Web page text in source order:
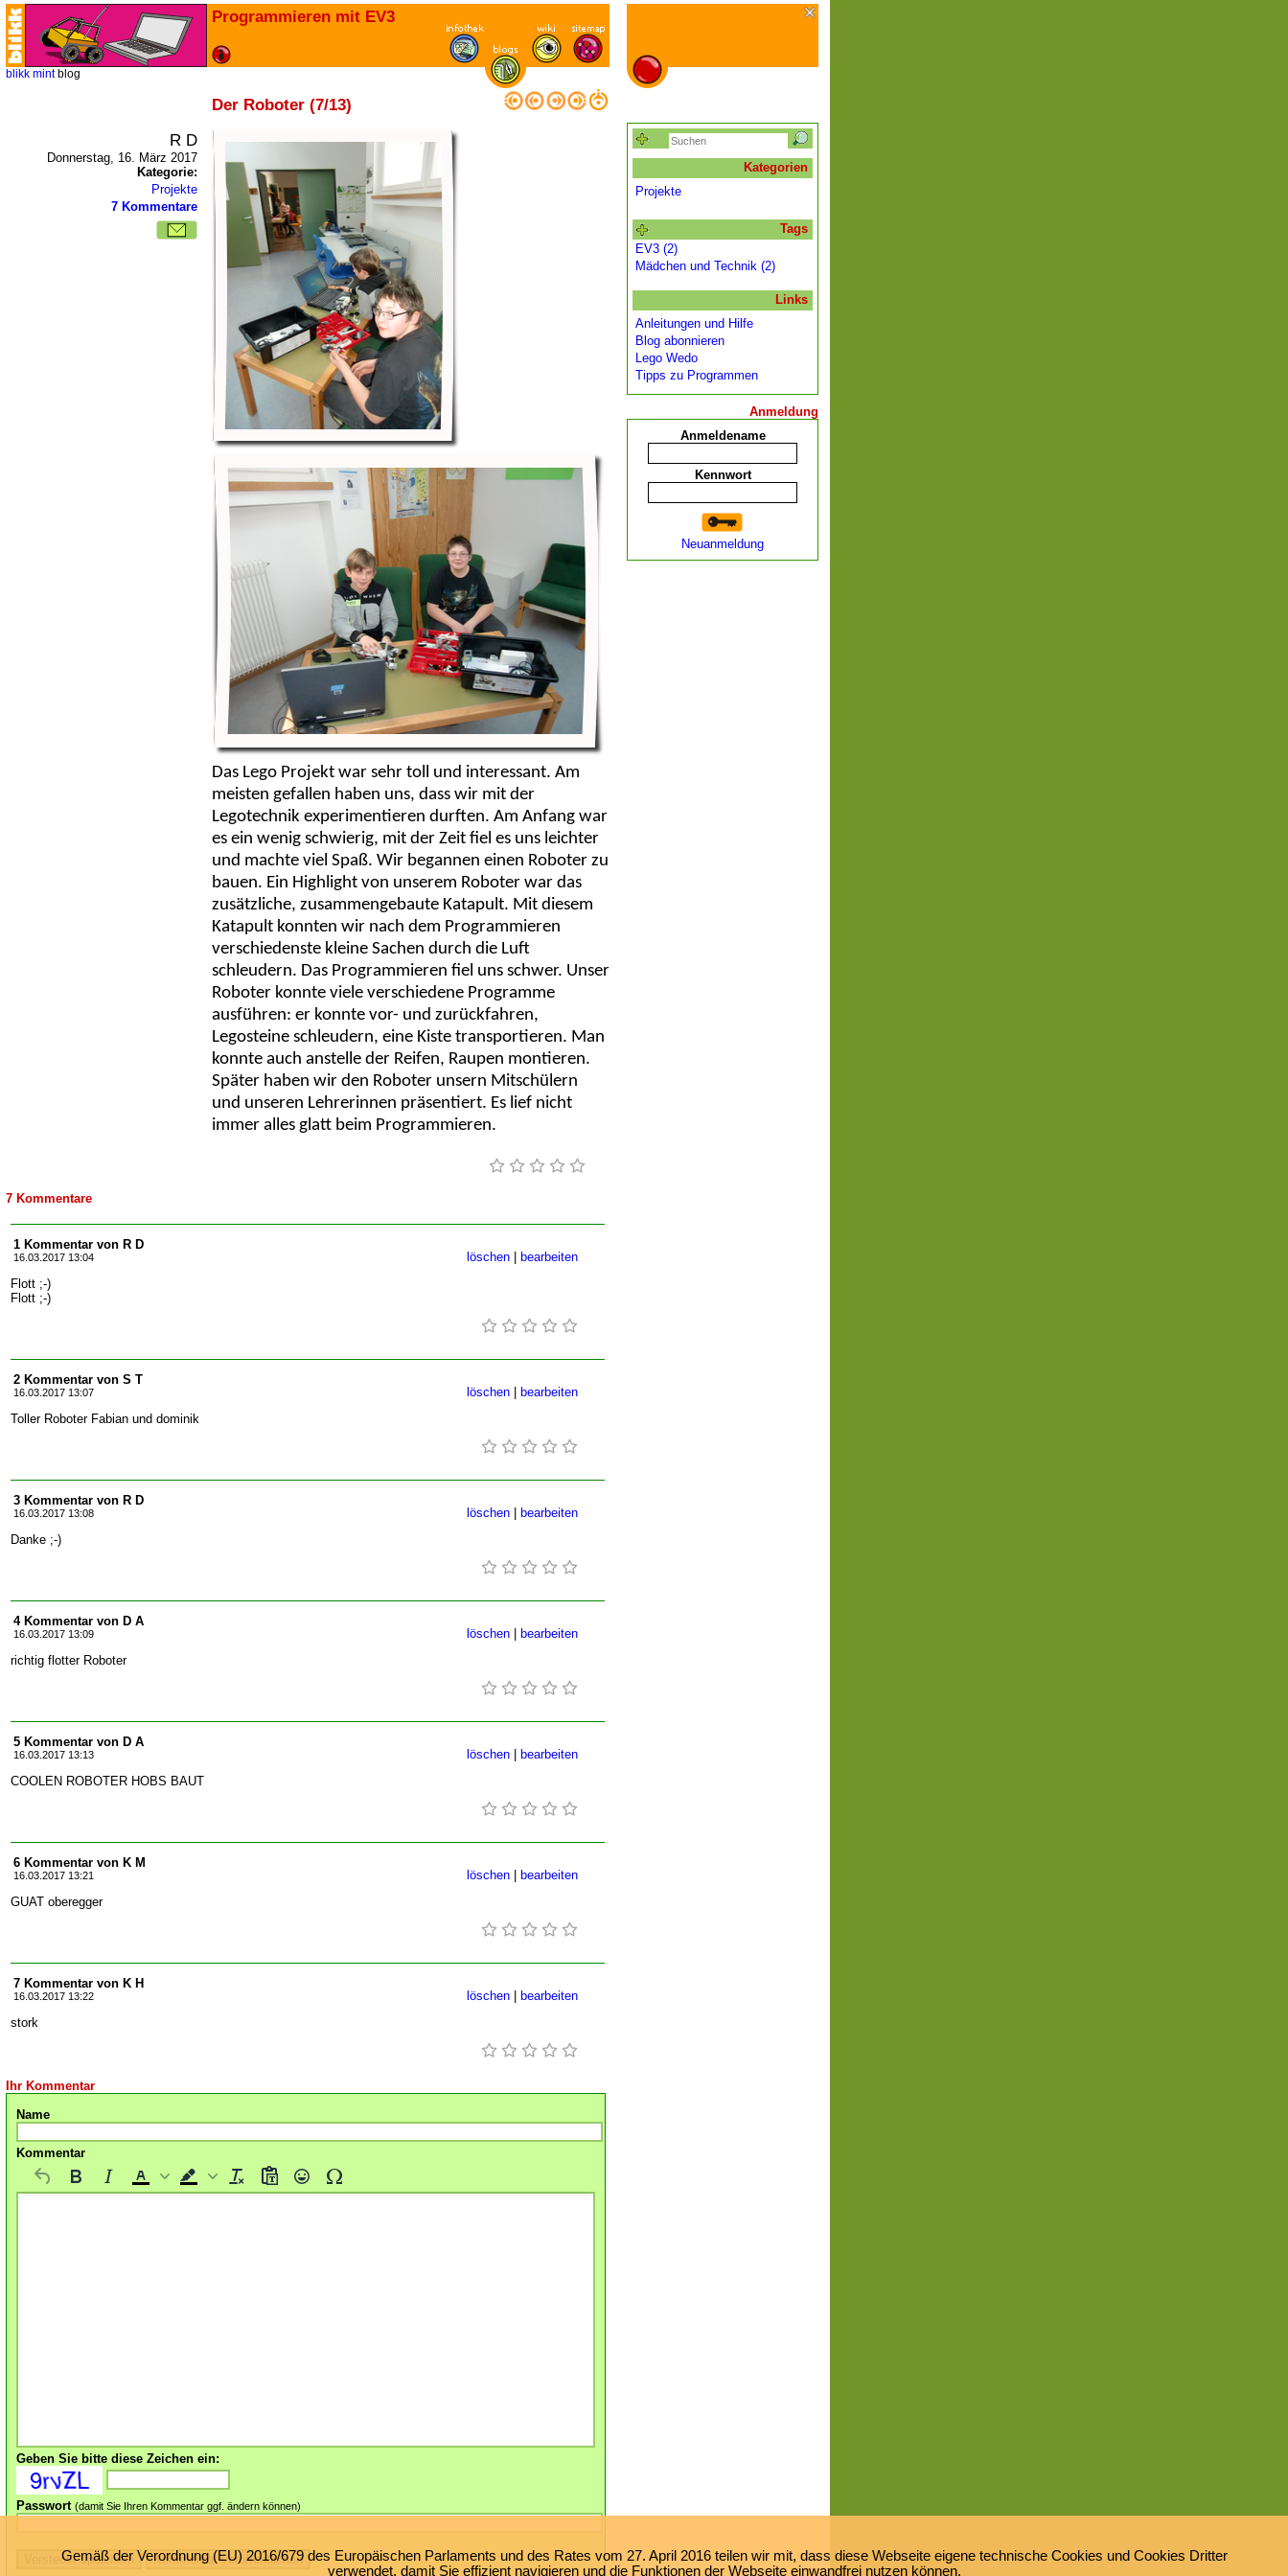
Programmieren mit EV3
blikk mint blog
Der Roboter (7/13)
R D
Donnerstag, 16. März 2017
Kategorie:
Projekte
7 Kommentare
Das Lego Projekt war sehr toll und interessant. Am
meisten gefallen haben uns, dass wir mit der
Legotechnik experimentieren durften. Am Anfang war
es ein wenig schwierig, mit der Zeit fiel es uns leichter
und machte viel Spaß. Wir begannen einen Roboter zu
bauen. Ein Highlight von unserem Roboter war das
zusätzliche, zusammengebaute Katapult. Mit diesem
Katapult konnten wir nach dem Programmieren
verschiedenste kleine Sachen durch die Luft
schleudern. Das Programmieren fiel uns schwer. Unser
Roboter konnte viele verschiedene Programme
ausführen: er konnte vor- und zurückfahren,
Legosteine schleudern, eine Kiste transportieren. Man
konnte auch anstelle der Reifen, Raupen montieren.
Später haben wir den Roboter unsern Mitschülern
und unseren Lehrerinnen präsentiert. Es lief nicht
immer alles glatt beim Programmieren.
7 Kommentare
1 Kommentar von R D
16.03.2017 13:04 bearbeiten
löschen
Flott ;-)
Flott ;-)
2 Kommentar von S T
16.03.2017 13:07 bearbeiten
löschen
Toller Roboter Fabian und dominik
3 Kommentar von R D
16.03.2017 13:08 bearbeiten
löschen
Danke ;-)
4 Kommentar von D A
16.03.2017 13:09 bearbeiten
löschen
richtig flotter Roboter
5 Kommentar von D A
16.03.2017 13:13 bearbeiten
löschen
COOLEN ROBOTER HOBS BAUT
6 Kommentar von K M
16.03.2017 13:21 bearbeiten
löschen
GUAT oberegger
7 Kommentar von K H
16.03.2017 13:22 bearbeiten
löschen
stork
Ihr Kommentar
Name
Kommentar
Geben Sie bitte diese Zeichen ein:
Passwort (damit Sie Ihren Kommentar ggf. ändern können)
Kategorien
Projekte
Tags
EV3 (2)
Mädchen und Technik (2)
Links
Anleitungen und Hilfe
Blog abonnieren
Lego Wedo
Tipps zu Programmen
Anmeldung
Anmeldename
Kennwort
Neuanmeldung
Gemäß der Verordnung (EU) 2016/679 des Europäischen Parlaments und des Rates vom 27. April 2016 teilen wir mit, dass diese Webseite eigene technische Cookies und Cookies Dritter
verwendet, damit Sie effizient navigieren und die Funktionen der Webseite einwandfrei nutzen können.